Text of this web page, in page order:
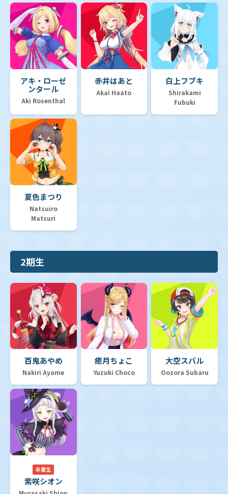
【hSD14】ライブスタートデッキ「白上フブキ」
【hSD13】スタートデッキ 推し Justice
【hSD12】スタートデッキ 推し Advent
【hSD11】スタートデッキ「FLOW GLOW 推し 虎金妃
【hSD10】スタートデッキ「FLOW GLOW 推し 輪堂千
【hSD09】スタートデッキ 赤 宝鐘マリン
【hSD08】スタートデッキ 白 天音かなた
【hSD07】スタートデッキ 黄 不知火フレア
【hSD06】スタートデッキ 緑 風真いろは
【hSD05】スタートデッキ 白 轟はじめ
【hSD04】スタートデッキ 紫 癒月ちょこ
アキ・ローゼ
ンタール
Aki Rosenthal
赤井はあと
Akai Haato
白上フブキ
Shirakami
Fubuki
夏色まつり
Natsuiro
Matsuri
2期生
百鬼あやめ
Nakiri Ayame
癒月ちょこ
Yuzuki Choco
大空スバル
Oozora Subaru
卒業生
紫咲シオン